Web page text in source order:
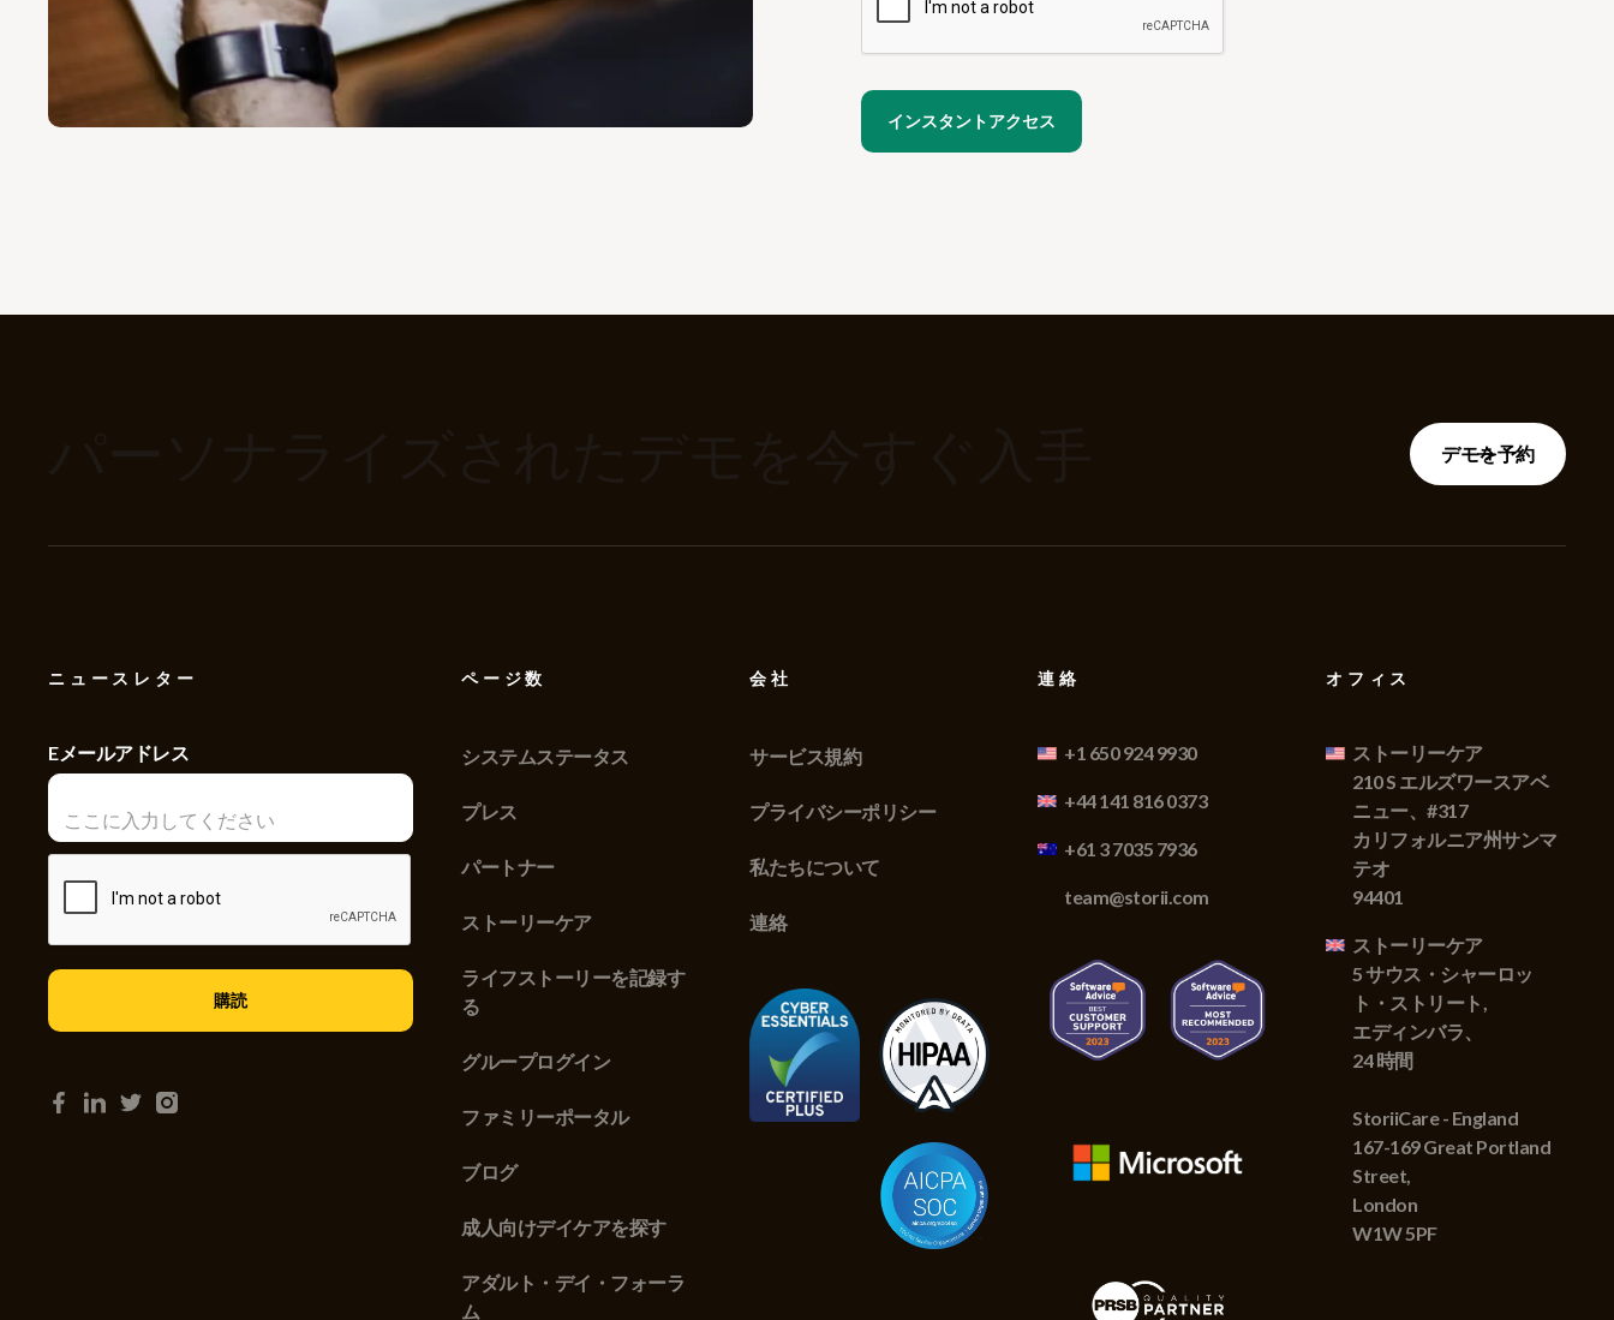
デモを予約
ニュースレター
Eメールアドレス
ページ数
システムステータス
プレス
パートナー
ストーリーケア
ライフストーリーを記録す
る
グループログイン
ファミリーポータル
ブログ
成人向けデイケアを探す
アダルト・デイ・フォーラ
ム
会社
サービス規約
プライバシーポリシー
私たちについて
連絡
連絡
+1 650 924 9930
+44 141 816 0373
+61 3 7035 7936
team@storii.com
オフィス
ストーリーケア
210 S エルズワースアベ
ニュー、#317
カリフォルニア州サンマ
テオ
94401
ストーリーケア
5 サウス・シャーロッ
ト・ストリート,
エディンバラ、
24 時間
StoriiCare - England
167-169 Great Portland
Street,
London
W1W 5PF